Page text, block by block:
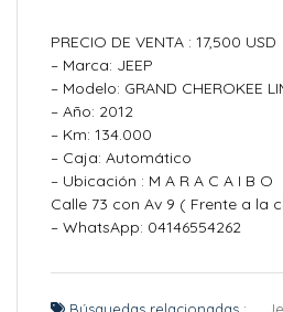
PRECIO DE VENTA : 17,500 USD
– Marca: JEEP
– Modelo: GRAND CHEROKEE
– Año: 2012
– Km: 134.000
– Caja: Automático
– Ubicación : M A R A C A I B O
Calle 73 con Av 9 ( Frente a la
– WhatsApp: 04146554262